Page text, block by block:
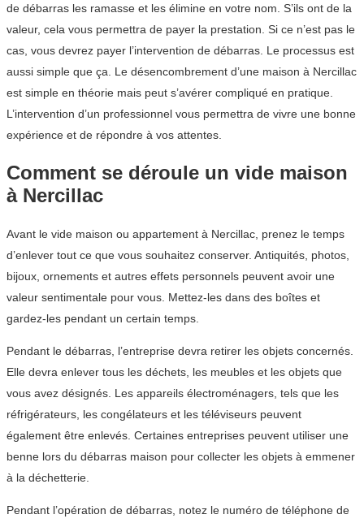
de débarras les ramasse et les élimine en votre nom. S’ils ont de la
valeur, cela vous permettra de payer la prestation. Si ce n’est pas le
cas, vous devrez payer l’intervention de débarras. Le processus est
aussi simple que ça. Le désencombrement d’une maison à Nercillac
est simple en théorie mais peut s’avérer compliqué en pratique.
L’intervention d’un professionnel vous permettra de vivre une bonne
expérience et de répondre à vos attentes.
Comment se déroule un vide maison
à Nercillac
Avant le vide maison ou appartement à Nercillac, prenez le temps
d’enlever tout ce que vous souhaitez conserver. Antiquités, photos,
bijoux, ornements et autres effets personnels peuvent avoir une
valeur sentimentale pour vous. Mettez-les dans des boîtes et
gardez-les pendant un certain temps.
Pendant le débarras, l’entreprise devra retirer les objets concernés.
Elle devra enlever tous les déchets, les meubles et les objets que
vous avez désignés. Les appareils électroménagers, tels que les
réfrigérateurs, les congélateurs et les téléviseurs peuvent
également être enlevés. Certaines entreprises peuvent utiliser une
benne lors du débarras maison pour collecter les objets à emmener
à la déchetterie.
Pendant l’opération de débarras, notez le numéro de téléphone de